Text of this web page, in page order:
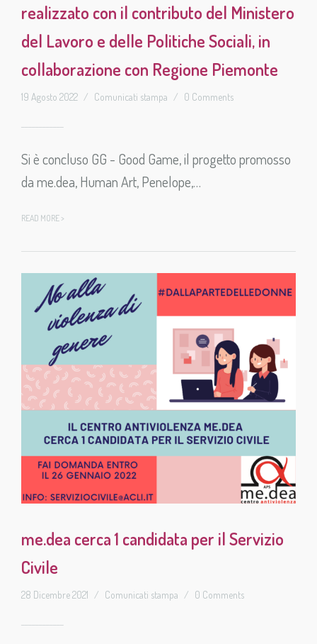
realizzato con il contributo del Ministero
del Lavoro e delle Politiche Sociali, in
collaborazione con Regione Piemonte
19 Agosto 2022 / Comunicati stampa / 0 Comments
Si è concluso GG - Good Game, il progetto promosso
da me.dea, Human Art, Penelope,…
READ MORE >
me.dea cerca 1 candidata per il Servizio
Civile
28 Dicembre 2021 / Comunicati stampa / 0 Comments